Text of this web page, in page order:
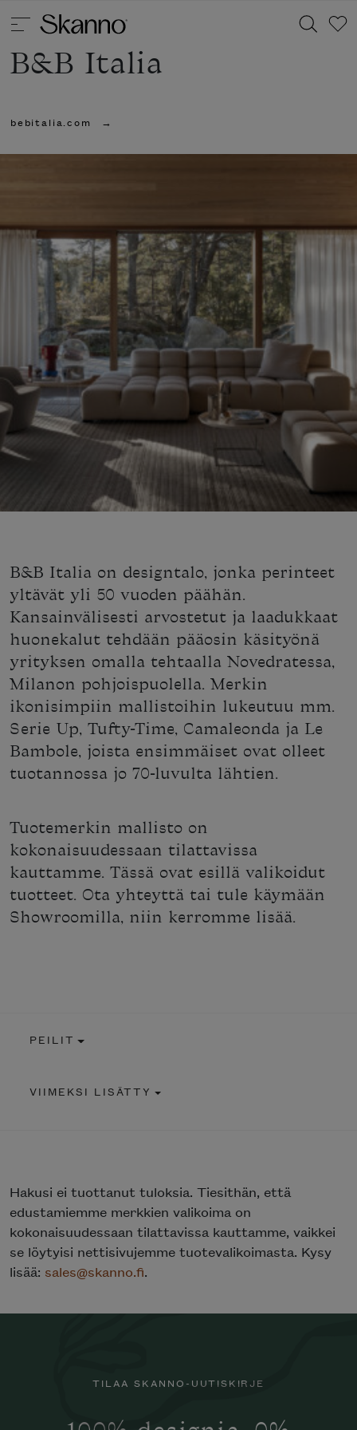
Haku
Type 2 or more characters for results.
B&B Italia
bebitalia.com
B&B Italia on designtalo, jonka perinteet
yltävät yli 50 vuoden päähän.
Kansainvälisesti arvostetut ja laadukkaat
huonekalut tehdään pääosin käsityönä
yrityksen omalla tehtaalla Novedratessa,
Milanon pohjoispuolella. Merkin
ikonisimpiin mallistoihin lukeutuu mm.
Serie Up, Tufty-Time, Camaleonda ja Le
Bambole, joista ensimmäiset ovat olleet
tuotannossa jo 70-luvulta lähtien.
Tuotemerkin mallisto on
kokonaisuudessaan tilattavissa
kauttamme. Tässä ovat esillä valikoidut
tuotteet. Ota yhteyttä tai tule käymään
Showroomilla, niin kerromme lisää.
PEILIT
VIIMEKSI LISÄTTY
Hakusi ei tuottanut tuloksia. Tiesithän, että
edustamiemme merkkien valikoima on
kokonaisuudessaan tilattavissa kauttamme, vaikkei
se löytyisi nettisivujemme tuotevalikoimasta. Kysy
lisää: sales@skanno.fi.
TILAA SKANNO-UUTISKIRJE